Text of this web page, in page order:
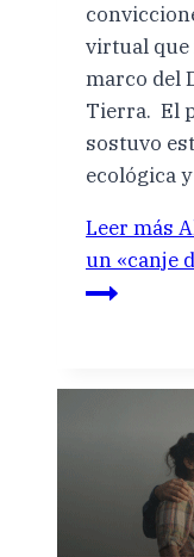
virtual que
marco del
Tierra. El
sostuvo
ecológica
Leer más
un «canje